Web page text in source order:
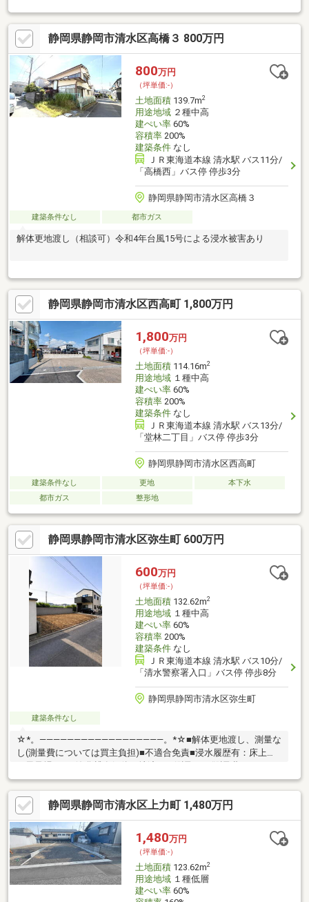
静岡県静岡市清水区高橋３ 800万円
800万円
（坪単価:-）
土地面積139.7m2
用途地域２種中高
建ぺい率60%
容積率200%
建築条件なし
ＪＲ東海道本線 清水駅 バス11分/
「高橋西」バス停 停歩3分
静岡県静岡市清水区高橋３
建築条件なし 都市ガス
解体更地渡し（相談可）令和4年台風15号による浸水被害あり
静岡県静岡市清水区西高町 1,800万円
1,800万円
（坪単価:-）
土地面積114.16m2
用途地域１種中高
建ぺい率60%
容積率200%
建築条件なし
ＪＲ東海道本線 清水駅 バス13分/
「堂林二丁目」バス停 停歩3分
静岡県静岡市清水区西高町
建築条件なし 更地
本下水
都市ガス
整形地
静岡県静岡市清水区弥生町 600万円
600万円
（坪単価:-）
土地面積132.62m2
用途地域１種中高
建ぺい率60%
容積率200%
建築条件なし
ＪＲ東海道本線 清水駅 バス10分/
「清水警察署入口」バス停 停歩8分
静岡県静岡市清水区弥生町
建築条件なし
☆*。――――――――――――――――――。*☆■解体更地渡し、測量な
し(測量費については買主負担)■不適合免責■浸水履歴有：床上、
は買主負担)でのお引渡しとなります。物件詳細が知りたい方は画
面右上の【資料請求】をクリック♪資料を郵送またはメールにてお
送りします！すぐに中を見たいという方は【見学予約をする】を
クリック♪その他物件についてのお問い合わせは下記フリーダイヤ
ルまで！◎フリーダイヤル：0120-70-8085☆*。
――――――――――――――
静岡県静岡市清水区上力町 1,480万円
1,480万円
（坪単価:-）
土地面積123.62m2
用途地域１種低層
建ぺい率60%